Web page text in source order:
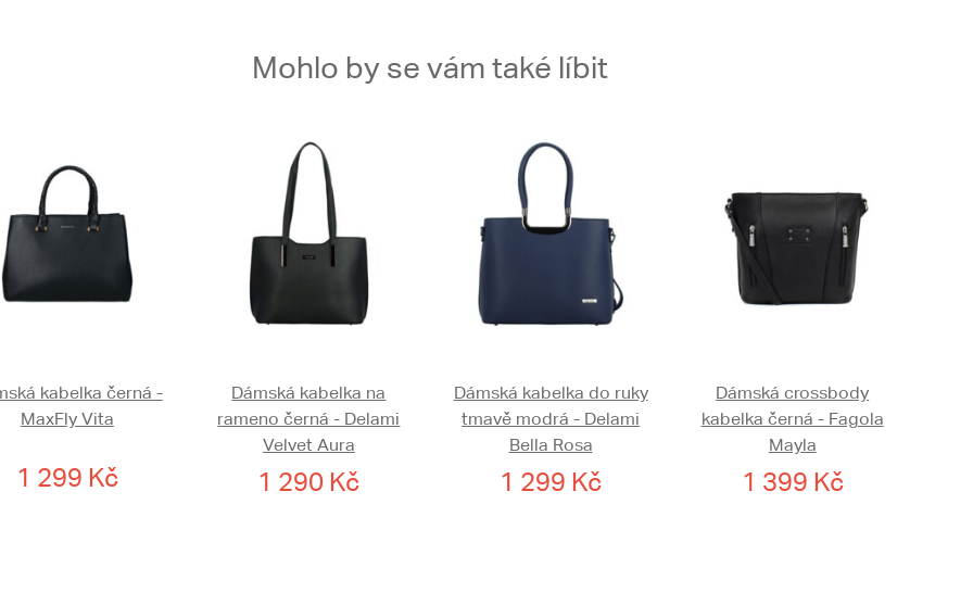
Mohlo by se vám také líbit
kabelka černá -
MaxFly Vita
1 299 Kč
Dámská kabelka na
rameno černá - Delami
Velvet Aura
1 290 Kč
Dámská kabelka do ruky
tmavě modrá - Delami
Bella Rosa
1 299 Kč
Dámská crossbody
kabelka černá - Fagola
Mayla
1 399 Kč